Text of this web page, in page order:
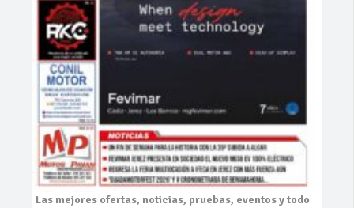
Las mejores ofertas, noticias, pruebas, eventosy todo